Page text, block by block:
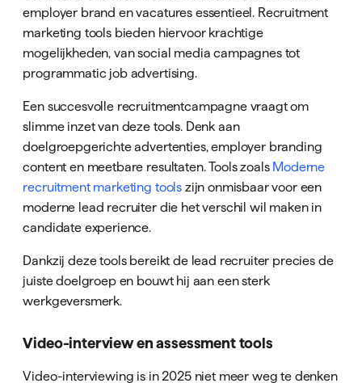
employer brand en vacatures essentieel. Recruitment
marketing tools bieden hiervoor krachtige
mogelijkheden, van social media campagnes tot
programmatic job advertising.
Een succesvolle recruitmentcampagne vraagt om
slimme inzet van deze tools. Denk aan
doelgroepgerichte advertenties, employer branding
content en meetbare resultaten. Tools zoals Moderne
recruitment marketing tools zijn onmisbaar voor een
moderne lead recruiter die het verschil wil maken in
candidate experience.
Dankzij deze tools bereikt de lead recruiter precies de
juiste doelgroep en bouwt hij aan een sterk
werkgeversmerk.
Video-interview en assessment tools
Video-interviewing is in 2025 niet meer weg te denken